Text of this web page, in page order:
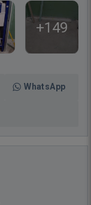
+149
WhatsApp